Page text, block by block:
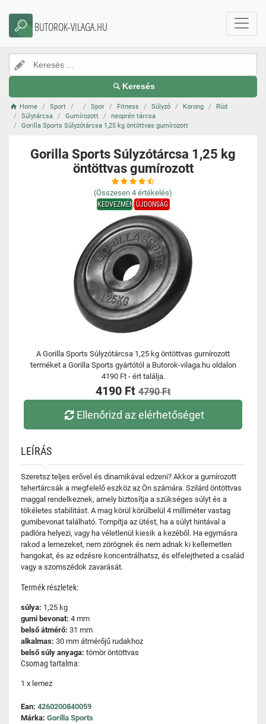
BUTOROK-VILAGA.HU
Keresés
Home Sport Spor Fitness Súlyzó Korong
Rúd
Súlytárcsa
Gumírozott
neoprén tárcsa
Gorilla Sports Súlyzótárcsa 1,25 kg öntöttvas gumírozott
Gorilla Sports Súlyzótárcsa 1,25 kg
öntöttvas gumírozott
(Összesen 4 értékelés)
KEDVEZMÉNYÚJDONSÁG
A Gorilla Sports Súlyzótárcsa 1,25 kg öntöttvas gumírozott
terméket a Gorilla Sports gyártótól a Butorok-vilaga.hu oldalon
4190 Ft - ért találja.
4190 Ft 4790 Ft
Ellenőrizd az elérhetőséget
LEÍRÁS
Szeretsz teljes erővel és dinamikával edzeni? Akkor a gumírozott
tehertárcsák a megfelelő eszköz az Ön számára. Szilárd öntöttvas
maggal rendelkeznek, amely biztosítja a szükséges súlyt és a
tökéletes stabilitást. A mag körül körülbelül 4 milliméter vastag
gumibevonat található. Tompítja az ütést, ha a súlyt hintával a
padlóra helyezi, vagy ha véletlenül kiesik a kezéből. Ha egymásra
rakod a lemezeket, nem zörögnek és nem adnak ki kellemetlen
hangokat, és az edzésre koncentrálhatsz, és elfelejtheted a család
vagy a szomszédok zavarását.
Termék részletek:
súlya: 1,25 kg
gumi bevonat: 4 mm
belső átmérő: 31 mm
alkalmas: 30 mm átmérőjű rudakhoz
belső súly anyaga: tömör öntöttvas
Csomag tartalma:
1 x lemez
Ean: 4260200840059
Márka: Gorilla Sports